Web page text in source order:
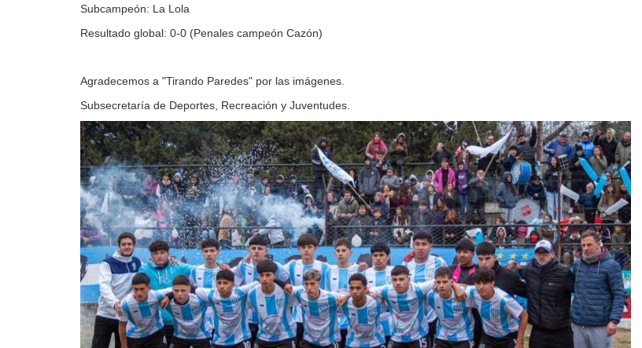
Subcampeón: La Lola
Resultado global: 0-0 (Penales campeón Cazón)
Agradecemos a "Tirando Paredes" por las imágenes.
Subsecretaría de Deportes, Recreación y Juventudes.